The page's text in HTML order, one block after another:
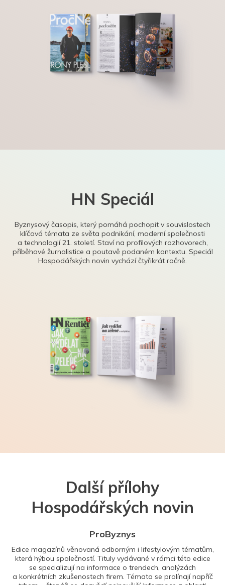
HN Speciál
Byznysový časopis, který pomáhá pochopit v souvislostech
klíčová témata ze světa podnikání, moderní společnosti
a technologií 21. století. Staví na profilových rozhovorech,
příběhové žurnalistice a poutavě podaném kontextu. Speciál
Hospodářských novin vychází čtyřikrát ročně.
Další přílohy
Hospodářských novin
ProByznys
Edice magazínů věnovaná odborným i lifestylovým tématům,
která hýbou společností. Tituly vydávané v rámci této edice
se specializují na informace o trendech, analýzách
a konkrétních zkušenostech firem. Témata se prolínají napříč